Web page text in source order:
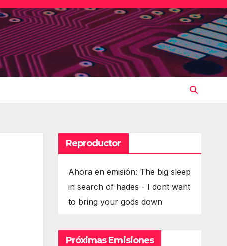
Reproductor
Ahora en emisión: The big sleep
in search of hades - I dont want
to bring your gods down
Próximas Emisiones